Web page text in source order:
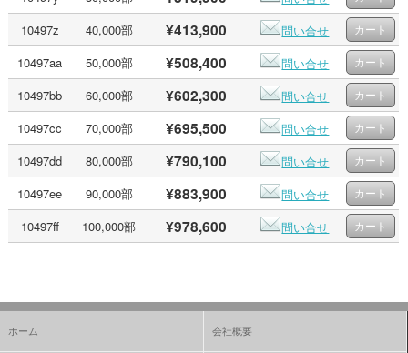
10497z
40,000部 ¥413,900
問い合せ
10497aa
50,000部 ¥508,400
問い合せ
10497bb
60,000部 ¥602,300
問い合せ
10497cc
70,000部 ¥695,500
問い合せ
10497dd
80,000部 ¥790,100
問い合せ
10497ee
90,000部 ¥883,900
問い合せ
10497ff
100,000部 ¥978,600 問い合せ
ホーム 会社概要